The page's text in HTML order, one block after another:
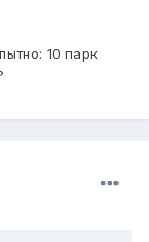
10 парк